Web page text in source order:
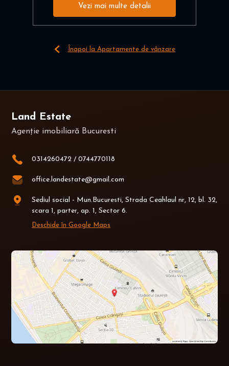
Vezi mai multe detalii
Înapoi la Apartamente de vânzare
Land Estate
Agenție imobiliară Bucuresti
0314260472 / 0744770118
office.landestate@gmail.com
Sediul social - Mun.Bucuresti, Strada Ceahlaul nr, 12, bl. 32,
scara 1, parter, ap. 1, Sector 6.
Deschide în Google Maps